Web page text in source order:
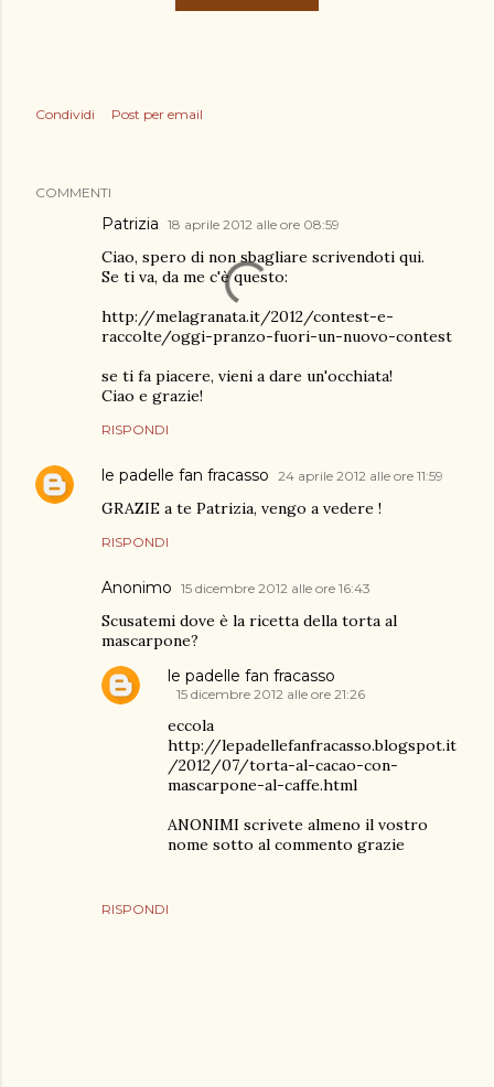
Condividi Post per email
COMMENTI
Patrizia 18 aprile 2012 alle ore 08:59
Ciao, spero di non sbagliare scrivendoti qui.
Se ti va, da me c'è questo:
http://melagranata.it/2012/contest-e-
raccolte/oggi-pranzo-fuori-un-nuovo-contest
se ti fa piacere, vieni a dare un'occhiata!
Ciao e grazie!
RISPONDI
le padelle fan fracasso 24 aprile 2012 alle ore 11:59
GRAZIE a te Patrizia, vengo a vedere !
RISPONDI
Anonimo 15 dicembre 2012 alle ore 16:43
Scusatemi dove è la ricetta della torta al
mascarpone?
RISPONDI
le padelle fan fracasso
15 dicembre 2012 alle ore 21:26
eccola
http://lepadellefanfracasso.blogspot.it
/2012/07/torta-al-cacao-con-
mascarpone-al-caffe.html
ANONIMI scrivete almeno il vostro
nome sotto al commento grazie